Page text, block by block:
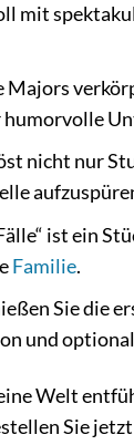
mit
Majors
nicht nur
ist ein
Familie.
Sie die
und
Welt
Sie